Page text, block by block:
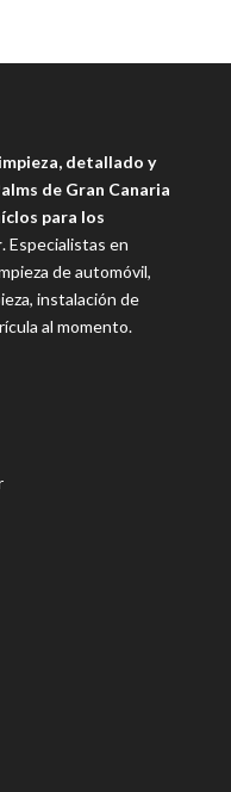
detallado y
de Gran Canaria
para los
. Especialistas en
de automóvil,
instalación de
al momento.